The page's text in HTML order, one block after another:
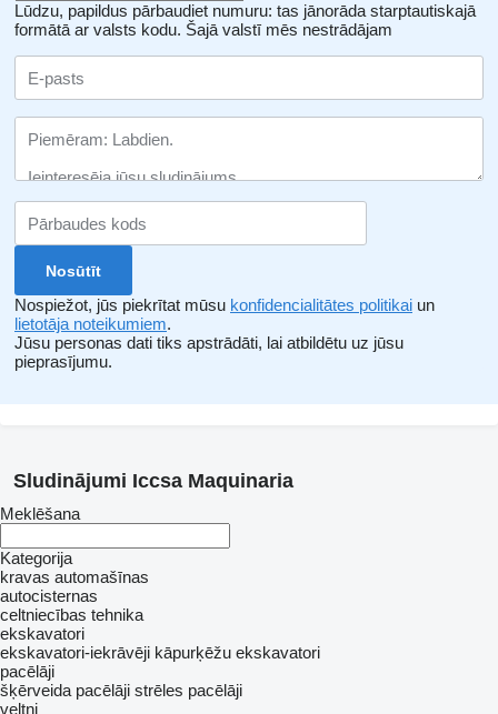
Lūdzu, papildus pārbaudiet numuru: tas jānorāda starptautiskajā
formātā ar valsts kodu. Šajā valstī mēs nestrādājam
Nospiežot, jūs piekrītat mūsu konfidencialitātes politikai un
lietotāja noteikumiem.
Jūsu personas dati tiks apstrādāti, lai atbildētu uz jūsu
pieprasījumu.
Sludinājumi Iccsa Maquinaria
Meklēšana
Kategorija
kravas automašīnas
autocisternas
celtniecības tehnika
ekskavatori
ekskavatori-iekrāvēji kāpurķēžu ekskavatori
pacēlāji
šķērveida pacēlāji strēles pacēlāji
veltņi